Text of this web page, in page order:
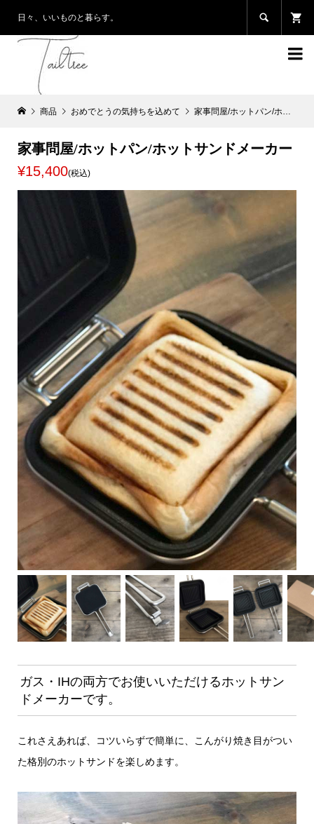
日々、いいものと暮らす。 

商品 おめでとうの気持ちを込めて 家事問屋/ホットパン/ホットサンドメーカー
家事問屋/ホットパン/ホットサンドメーカー
¥15,400(税込)
ガス・IHの両方でお使いいただけるホットサン
ドメーカーです。
これさえあれば、コツいらずで簡単に、こんがり焼き目がつい
た格別のホットサンドを楽しめます。